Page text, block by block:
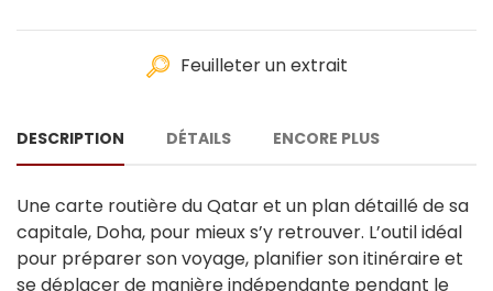
Feuilleter un extrait
DESCRIPTION DÉTAILS ENCORE PLUS
Une carte routière du Qatar et un plan détaillé de sa
capitale, Doha, pour mieux s’y retrouver. L’outil idéal
pour préparer son voyage, planifier son itinéraire et
se déplacer de manière indépendante pendant le